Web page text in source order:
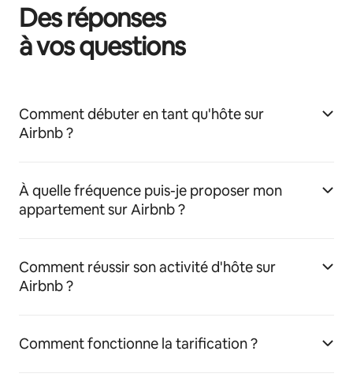
Des réponses
à vos questions
Comment débuter en tant qu'hôte sur
Airbnb ?
À quelle fréquence puis-je proposer mon
appartement sur Airbnb ?
Comment réussir son activité d'hôte sur
Airbnb ?
Comment fonctionne la tarification ?